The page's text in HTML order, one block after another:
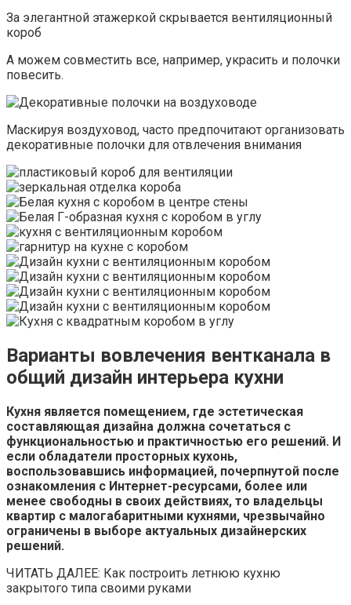
За элегантной этажеркой скрывается вентиляционный
короб
А можем совместить все, например, украсить и полочки
повесить.
Маскируя воздуховод, часто предпочитают организовать
декоративные полочки для отвлечения внимания
Варианты вовлечения вентканала в
общий дизайн интерьера кухни
Кухня является помещением, где эстетическая
составляющая дизайна должна сочетаться с
функциональностью и практичностью его решений. И
если обладатели просторных кухонь,
воспользовавшись информацией, почерпнутой после
ознакомления с Интернет-ресурсами, более или
менее свободны в своих действиях, то владельцы
квартир с малогабаритными кухнями, чрезвычайно
ограничены в выборе актуальных дизайнерских
решений.
ЧИТАТЬ ДАЛЕЕ: Как построить летнюю кухню
закрытого типа своими руками